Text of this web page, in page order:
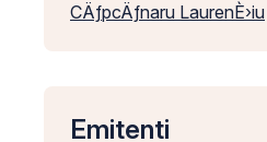
CÄƒpcÄƒnaru LaurenÈ›iu
Emitenti